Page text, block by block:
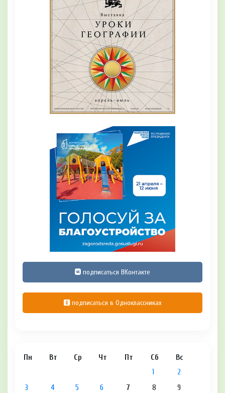
подписаться ВКонтакте
подписаться в Одноклассниках
Пн Вт Ср Чт Пт Сб Вс
1
2
3
4 5 6 7 8
9